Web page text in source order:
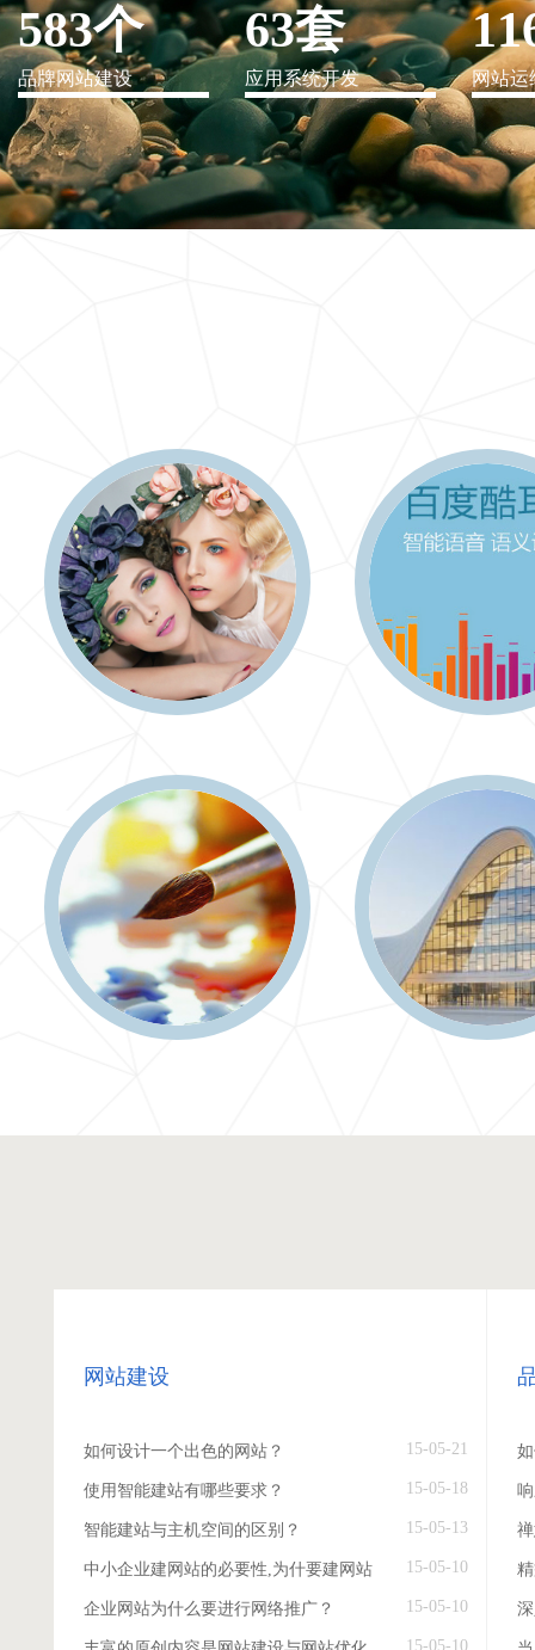
IT行业解决方案
信息爆炸时代，信息传递是否做到更新、更全、更
快
583个
品牌网站建设
63套
应用系统开发 网站运
网站建设
如何设计一个出色的网站？ 15-05-21
使用智能建站有哪些要求？ 15-05-18
智能建站与主机空间的区别？ 15-05-13
中小企业建网站的必要性,为什要建网站 15-05-10
企业网站为什么要进行网络推广？ 15-05-10
15-05-10